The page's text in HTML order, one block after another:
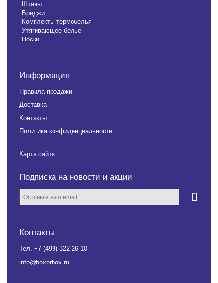
Штаны
Бриджи
Комплекты термобелья
Утягивающее белье
Носки
Информация
Правила продажи
Доставка
Контакты
Политика конфиденциальности
Карта сайта
Подписка на новости и акции
Контакты
Тел. +7 (499) 322-26-10
info@boxerbox.ru